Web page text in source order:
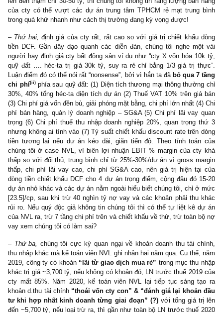
nhượng BĐS của cty. Gần đây khi trao đổi với một người
investment tại một tập đoàn BĐS lớn có vốn hóa không dưới
nhiều, nhưng nói thực, những người kinh doanh ngành BĐS như
thì không hề đánh giá cao quỹ đất, mà chỉ đánh giá caokhả
thi (executability)của quỹ đất đó.”Anh ta còn nói thêm về tình
một vài cty BĐS nhỏ sắp IPO thời gian tới dám liệt kê hàng
quỹ đất mới ở giai đoạn “ xin chủ trương”, chưa hề có quy hoạch
sổ đỏ sạch hay giấy phép xây dựng, vào định giá của mình để
phồng” giá trị IPO lên (!) Sau khi nghe như vậy, chúng tôi set
vào câu chuyện quỹ đất của các DN BĐS = 0 và tìm ra
định giá mới, tức sử dụngenterprise value (i)/salesđể kiểm tra
Wall Việt Nam đang đi trước bao xa so với khả năng thực thi
BĐS đó.
Cụ thể, EV của NVL hiện đang gấp 56.3 lần doanh thu chuyển
BĐS 2020, và gần 20x con số TB 5 năm qua, cao hơn 300%
mức EV/Sales của các đối thủ như Vinhomes (5.3x), Khang
(5.5x), hay Nam Long (6.9x). Nhiều người đến đây sẽ nói rằng
thu dự án quá khứ đâu đúng, chẳng may NVL bán được gấp
quá khứ thì sao? Với 4 dự án trọng điểm trên của NVL thuộc
“nghỉ dưỡng”, không thiết yếu và có ticket size/unit rất cao, từ
của cty có thể vượt các dự án trung tâm TPHCM rẻ mạt
trong quá khứ nhanh như cách thị trường đang kỳ vọng được!
–Thứ hai, định giá của cty rất, rất cao so với giá trị chiết khấu
tiền DCF. Gần đây dạo quanh các diễn đàn, chúng tôi nghe
người hay định giá cty bất động sản ví dụ như “cty X vốn hóa
quỹ đất …. héc-ta trị giá 30k tỷ, suy ra rẻ chỉ bằng 1/3 giá trị